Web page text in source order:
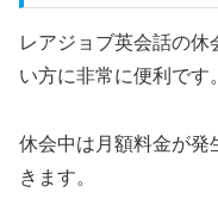
レアジョブ英会話の休
い方に非常に便利です。
休会中は月額料金が発
きます。